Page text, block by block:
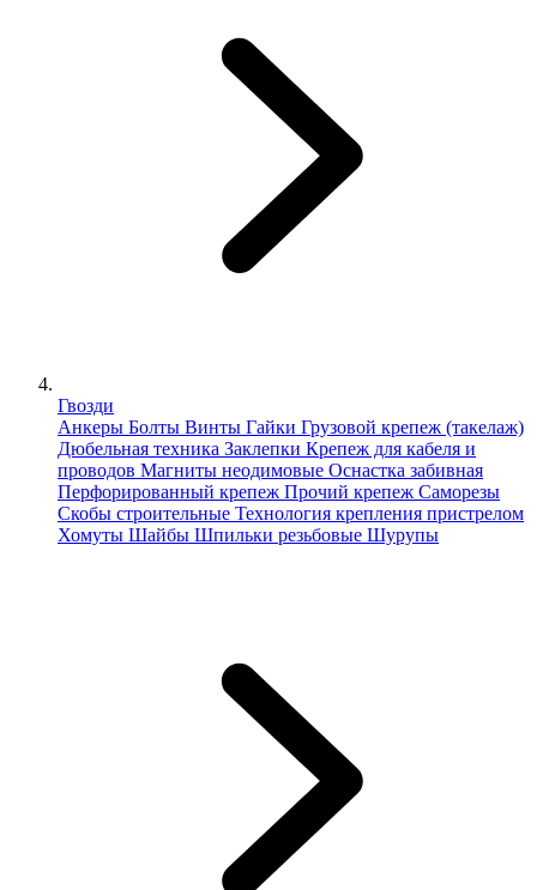
Гвозди
Анкеры Болты Винты Гайки Грузовой крепеж (такелаж)
Дюбельная техника Заклепки Крепеж для кабеля и
проводов Магниты неодимовые Оснастка забивная
Перфорированный крепеж Прочий крепеж Саморезы
Скобы строительные Технология крепления пристрелом
Хомуты Шайбы Шпильки резьбовые Шурупы